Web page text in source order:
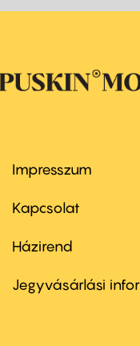
Footer
first
Impresszum
Kapcsolat
Footer
second
Házirend
Jegyvásárlási